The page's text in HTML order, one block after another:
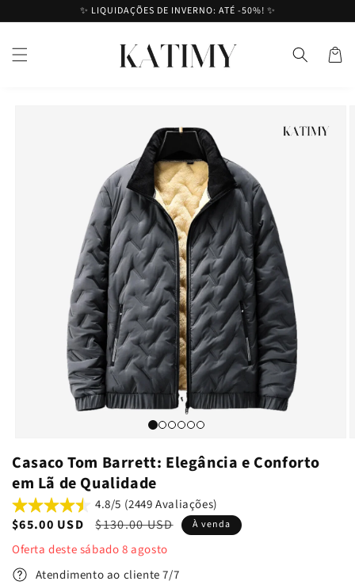
✨ LIQUIDAÇÕES DE INVERNO: ATÉ -50%! ✨
Cesto
Casaco Tom Barrett: Elegância e Conforto
em Lã de Qualidade
4.8/5 (2449 Avaliações)
Preço
de
$65.00 USD
Preço
normal
$130.00 USD À venda
Oferta destesábado8agosto
Atendimento ao cliente 7/7